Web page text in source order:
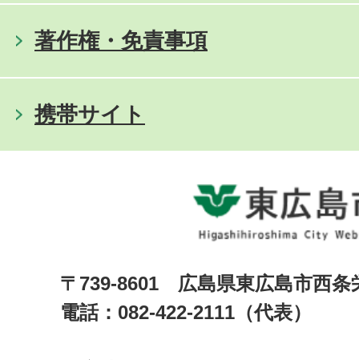
著作権・免責事項
携帯サイト
〒739-8601 広島県東広島市西
電話：082-422-2111（代表）